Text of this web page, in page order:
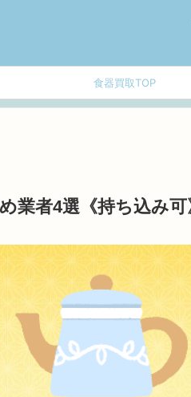
食器買取TOP
業者4選《持ち込み可